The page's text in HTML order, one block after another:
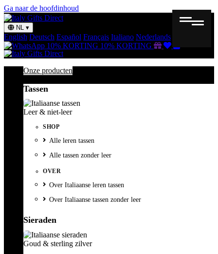
Ga naar de hoofdinhoud
NL ▾
English Deutsch Español Français Italiano Nederlands
10% KORTING 10% KORTING Cadeaubon
Onze producten
Tassen
Leer & niet-leer
SHOP
Alle leren tassen
Alle tassen zonder leer
OVER
Over Italiaanse leren tassen
Over Italiaanse tassen zonder leer
Sieraden
Goud & sterling zilver